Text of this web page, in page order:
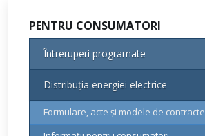
PENTRU CONSUMATORI
Întreruperi programate
Distribuția energiei electrice
Formulare, acte și modele de contracte